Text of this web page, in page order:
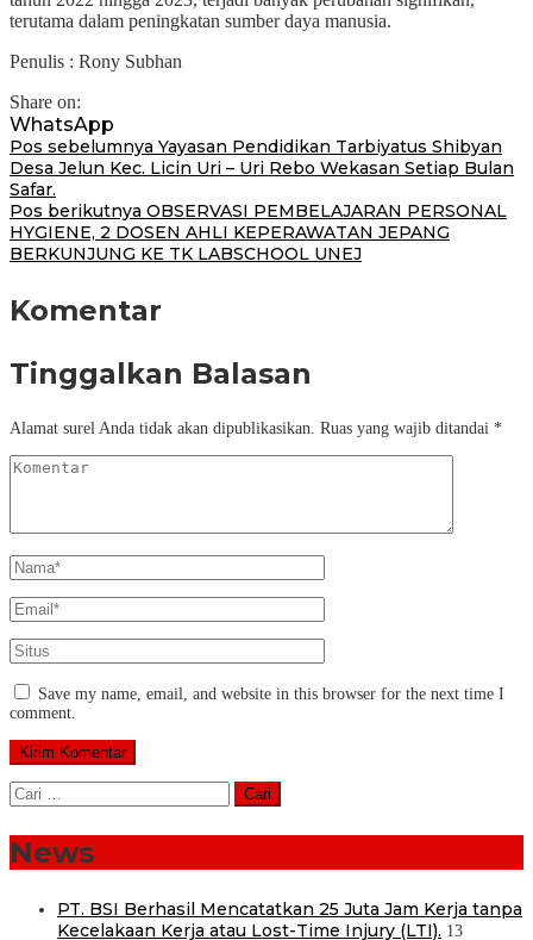
terutama dalam peningkatan sumber daya manusia.
Penulis : Rony Subhan
Share on:
WhatsApp
Navigasi
pos
Pos sebelumnya Yayasan Pendidikan Tarbiyatus Shibyan
Desa Jelun Kec. Licin Uri – Uri Rebo Wekasan Setiap Bulan
Safar.
Pos berikutnya OBSERVASI PEMBELAJARAN PERSONAL
HYGIENE, 2 DOSEN AHLI KEPERAWATAN JEPANG
BERKUNJUNG KE TK LABSCHOOL UNEJ
Komentar
Tinggalkan Balasan
Alamat surel Anda tidak akan dipublikasikan. Ruas yang wajib ditandai *
Save my name, email, and website in this browser for the next time I
comment.
Cari
untuk:
News
PT. BSI Berhasil Mencatatkan 25 Juta Jam Kerja tanpa
Kecelakaan Kerja atau Lost-Time Injury (LTI). 13